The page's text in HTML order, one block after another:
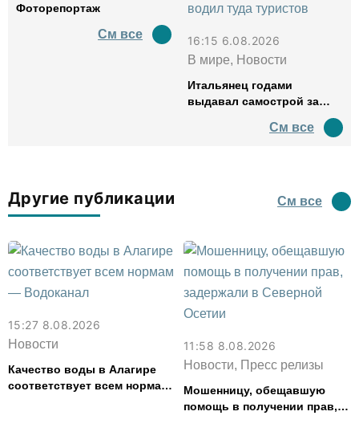
Фоторепортаж
См все
16:15 6.08.2026
В мире, Новости
Итальянец годами
выдавал самострой за
водил туда туристов
См все
Другие публикации См все
15:27 8.08.2026
Новости
Качество воды в Алагире
соответствует всем нормам
11:58 8.08.2026
Новости, Пресс релизы
Мошенницу, обещавшую
помощь в получении прав,